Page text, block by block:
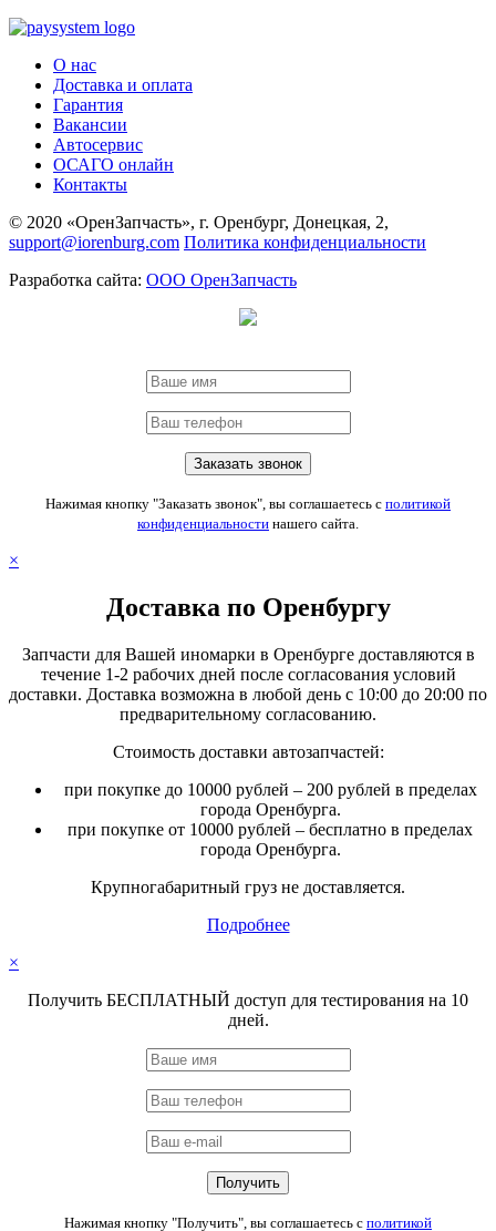
О нас
Доставка и оплата
Гарантия
Вакансии
Автосервис
ОСАГО онлайн
Контакты
© 2020 «ОренЗапчасть», г. Оренбург, Донецкая, 2,
support@iorenburg.com Политика конфиденциальности
Разработка сайта: ООО ОренЗапчасть
Нажимая кнопку "Заказать звонок", вы соглашаетесь с политикой
конфиденциальности нашего сайта.
×
Доставка по Оренбургу
Запчасти для Вашей иномарки в Оренбурге доставляются в
течение 1-2 рабочих дней после согласования условий
доставки. Доставка возможна в любой день с 10:00 до 20:00 по
предварительному согласованию.
Стоимость доставки автозапчастей:
при покупке до 10000 рублей – 200 рублей в пределах
города Оренбурга.
при покупке от 10000 рублей – бесплатно в пределах
города Оренбурга.
Крупногабаритный груз не доставляется.
Подробнее
×
Получить БЕСПЛАТНЫЙ доступ для тестирования на 10
дней.
Нажимая кнопку "Получить", вы соглашаетесь с политикой